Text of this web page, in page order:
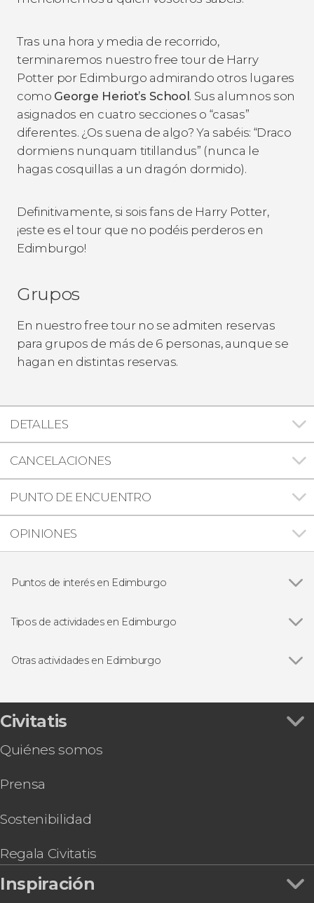
Tras una hora y media de recorrido,
terminaremos nuestro free tour de Harry
Potter por Edimburgo admirando otros lugares
como George Heriot’s School. Sus alumnos son
asignados en cuatro secciones o “casas”
diferentes. ¿Os suena de algo? Ya sabéis: “Draco
dormiens nunquam titillandus” (nunca le
hagas cosquillas a un dragón dormido).
Definitivamente, si sois fans de Harry Potter,
¡este es el tour que no podéis perderos en
Edimburgo!
Grupos
En nuestro free tour no se admiten reservas
para grupos de más de 6 personas, aunque se
hagan en distintas reservas.
DETALLES
CANCELACIONES
PUNTO DE ENCUENTRO
OPINIONES
Puntos de interés en Edimburgo
Castillo de Edimburgo
Palacio de Holyrood
Tipos de actividades en Edimburgo
Free tours en Edimburgo
Gastronomía en Edimburgo
Otras actividades en Edimburgo
Ruta de Outlander por Escocia
Free tour de los fantasmas de Edimburgo
Tour de 2 días por las Highlands y la isla de Skye
Autobús turístico de Edimburgo, Big Bus
Royal Edinburgh Ticket
Sightseeing
Civitatis
Quiénes somos
Prensa
Sostenibilidad
Regala Civitatis
Inspiración